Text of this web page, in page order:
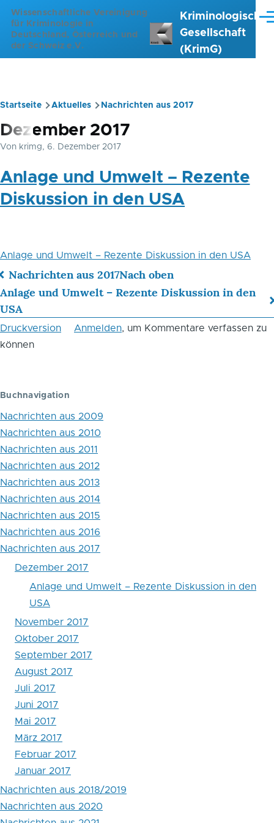
Direkt zum Inhalt
Wissenschaftliche Vereinigung
für Kriminologie in
Deutschland, Österreich und
der Schweiz e.V.
Kriminologische
Gesellschaft
(KrimG)
Pfadnavigation
Startseite Aktuelles Nachrichten aus 2017
Dezember 2017
Von krimg, 6. Dezember 2017
Anlage und Umwelt – Rezente
Diskussion in den USA
Anlage und Umwelt – Rezente Diskussion in den USA
Links
für
das
Buch
Dezember
2017
Nachrichten aus 2017Nach oben
Anlage und Umwelt – Rezente Diskussion in den
USA
Druckversion Anmelden, um Kommentare verfassen zu
können
Buchnavigation
Nachrichten aus 2009
Nachrichten aus 2010
Nachrichten aus 2011
Nachrichten aus 2012
Nachrichten aus 2013
Nachrichten aus 2014
Nachrichten aus 2015
Nachrichten aus 2016
Nachrichten aus 2017
Dezember 2017
Anlage und Umwelt – Rezente Diskussion in den
USA
November 2017
Oktober 2017
September 2017
August 2017
Juli 2017
Juni 2017
Mai 2017
März 2017
Februar 2017
Januar 2017
Nachrichten aus 2018/2019
Nachrichten aus 2020